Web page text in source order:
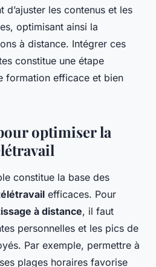
d’ajuster les contenus et les
optimisant ainsi la
à distance. Intégrer ces
constitue une étape
formation efficace et bien
optimiser la
constitue la base des
efficaces. Pour
à distance, il faut
personnelles et les pics de
Par exemple, permettre à
plages horaires favorise